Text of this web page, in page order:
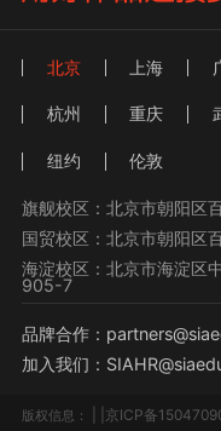
北京 上海
杭州 重庆
纽约 伦敦
旗舰校区：北京市朝阳区
国贸校区：北京市朝阳区
海淀校区：北京市海淀区
905-7
品牌合作：
加入我们：
版权信息： | |京ICP备